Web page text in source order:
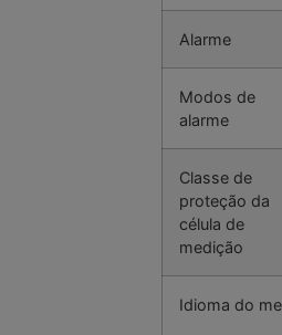
Alarme
Modos de
alarme
Classe de
proteção da
célula de
medição
Idioma do